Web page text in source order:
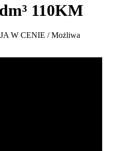
110KM
W CENIE / Możliwa